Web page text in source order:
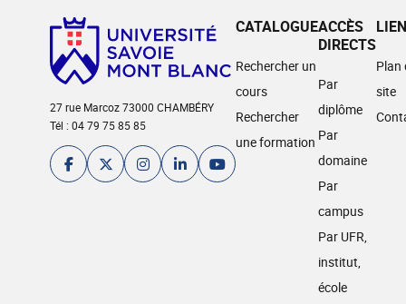
27 rue Marcoz 73000 CHAMBÉRY
Tél : 04 79 75 85 85
CATALOGUE
Rechercher un
cours
Rechercher
une formation
ACCÈS
DIRECTS
Par
diplôme
Par
domaine
Par
campus
Par UFR,
institut,
école
Plan
site